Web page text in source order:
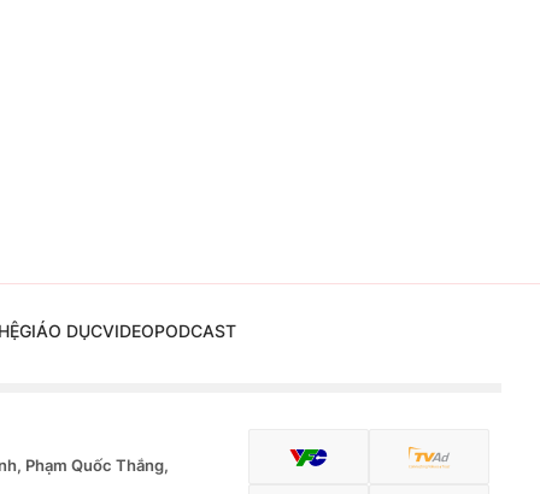
GIÁO DỤCVIDEOPODCAST
Phạm Quốc Thắng,